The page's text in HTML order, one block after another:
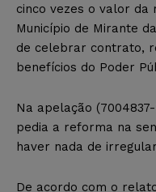
cinco vezes o valor da
Município de Mirante
de celebrar contrato,
benefícios do Poder
Na apelação
pedia a reforma na
haver nada de
De acordo com o